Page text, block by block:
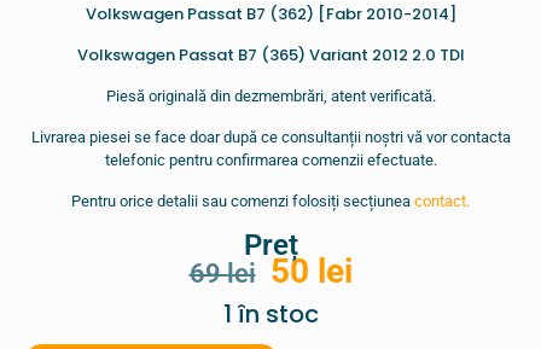
Volkswagen Passat B7 (362) [Fabr 2010-2014]
Volkswagen Passat B7 (365) Variant 2012 2.0 TDI
Piesă originală din dezmembrări, atent verificată.
Livrarea piesei se face doar după ce consultanții noștri vă vor contacta
telefonic pentru confirmarea comenzii efectuate.
Pentru orice detalii sau comenzi folosiți secțiunea contact.
Preț
69lei 50 lei
1 în stoc